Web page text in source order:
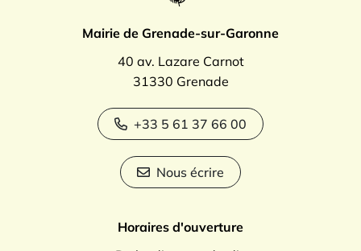
Mairie de Grenade-sur-Garonne
40 av. Lazare Carnot
31330 Grenade
+33 5 61 37 66 00
Nous écrire
Horaires d'ouverture